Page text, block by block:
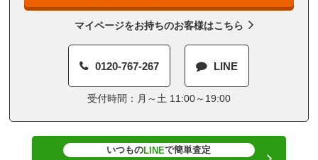
マイページをお持ちのお客様はこちら
0120-767-267 LINE
受付時間：月～土 11:00～19:00
いつものLINEで簡単査定